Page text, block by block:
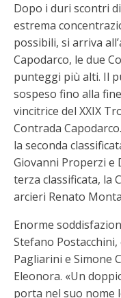
Dopo i duri scontri
estrema
possibili, si arriva
Capodarco, le due
punteggi più alti. Il
sospeso fino alla
vincitrice del XXIX
Contrada
la seconda
Giovanni Properzi e
terza classificata, la
arcieri Renato
Enorme
Stefano
Pagliarini e Simone
Eleonora. «Un
porta nel suo nome